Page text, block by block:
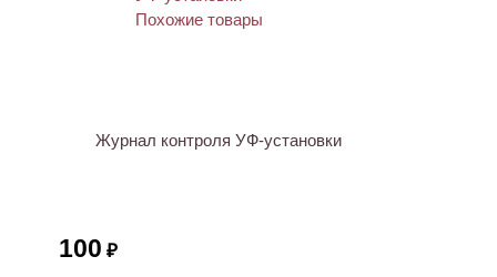
Журнал контроля УФ-установки
100 ₽